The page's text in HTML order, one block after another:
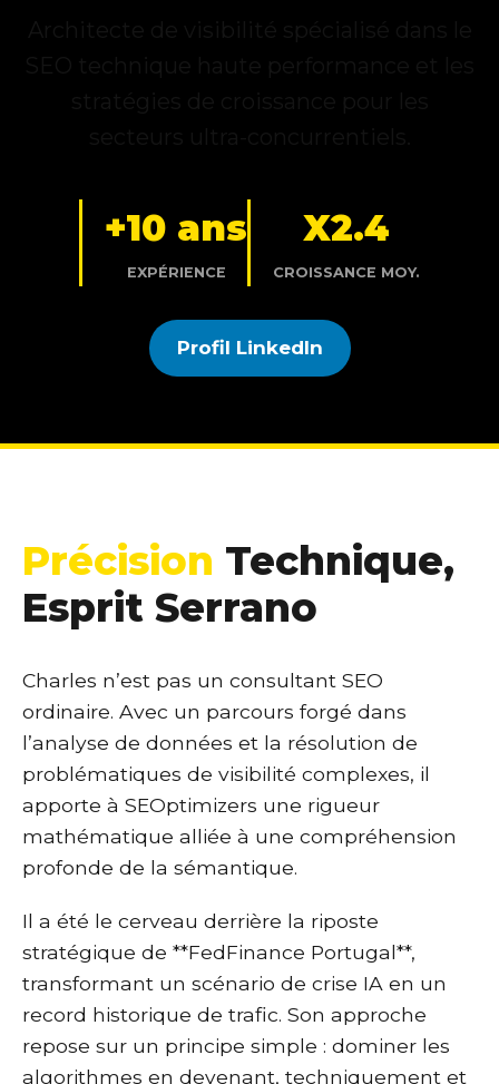
+10 ans
EXPÉRIENCE
X2.4
CROISSANCE MOY.
Profil LinkedIn
Précision Technique,
Esprit Serrano
Charles n’est pas un consultant SEO
ordinaire. Avec un parcours forgé dans
l’analyse de données et la résolution de
problématiques de visibilité complexes, il
apporte à SEOptimizers une rigueur
mathématique alliée à une compréhension
profonde de la sémantique.
Il a été le cerveau derrière la riposte
stratégique de **FedFinance Portugal**,
transformant un scénario de crise IA en un
record historique de trafic. Son approche
repose sur un principe simple : dominer les
algorithmes en devenant, techniquement et